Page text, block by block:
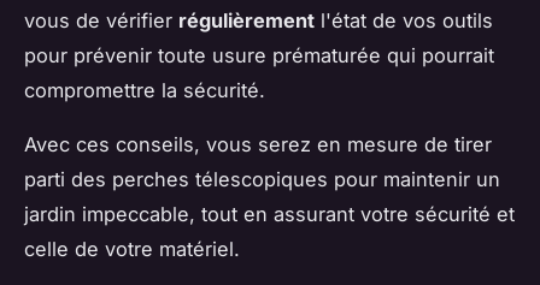
vous de vérifier régulièrement l'état de vos outils
pour prévenir toute usure prématurée qui pourrait
compromettre la sécurité.
Avec ces conseils, vous serez en mesure de tirer
parti des perches télescopiques pour maintenir un
jardin impeccable, tout en assurant votre sécurité et
celle de votre matériel.